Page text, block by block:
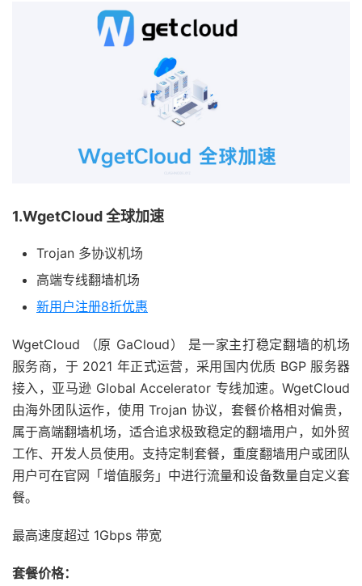
1.WgetCloud 全球加速
Trojan 多协议机场
高端专线翻墙机场
新用户注册8折优惠
WgetCloud （原 GaCloud） 是一家主打稳定翻墙的机场
服务商，于 2021 年正式运营，采用国内优质 BGP 服务器
接入，亚马逊 Global Accelerator 专线加速。WgetCloud
由海外团队运作，使用 Trojan 协议，套餐价格相对偏贵，
属于高端翻墙机场，适合追求极致稳定的翻墙用户，如外贸
工作、开发人员使用。支持定制套餐，重度翻墙用户或团队
用户可在官网「增值服务」中进行流量和设备数量自定义套
餐。
最高速度超过 1Gbps 带宽
套餐价格：